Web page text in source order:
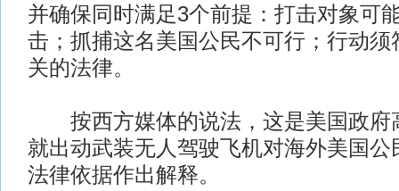
并确保同时满足3个前提：打击对象可
击；抓捕这名美国公民不可行；行动须
关的法律。
按西方媒体的说法，这是美国政府
就出动武装无人驾驶飞机对海外美国公
法律依据作出解释。